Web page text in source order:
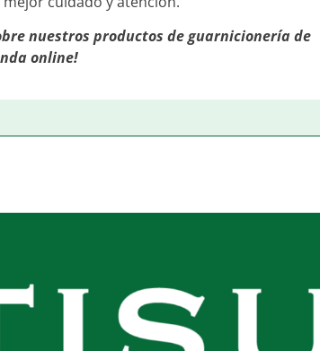
nuestros productos de guarnicionería de
online!